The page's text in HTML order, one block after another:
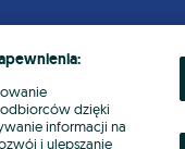
dzięki
informacji na
i ulepszanie